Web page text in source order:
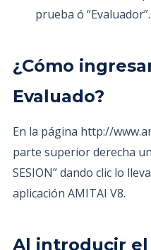
prueba ó “Evaluador”.
¿Cómo
Evaluado?
En la página http://
parte superior derecha
SESION” dando clic lo
aplicación AMITAI V8.
Al introducir el